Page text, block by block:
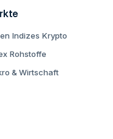
Indizes Krypto
Rohstoffe
& Wirtschaft